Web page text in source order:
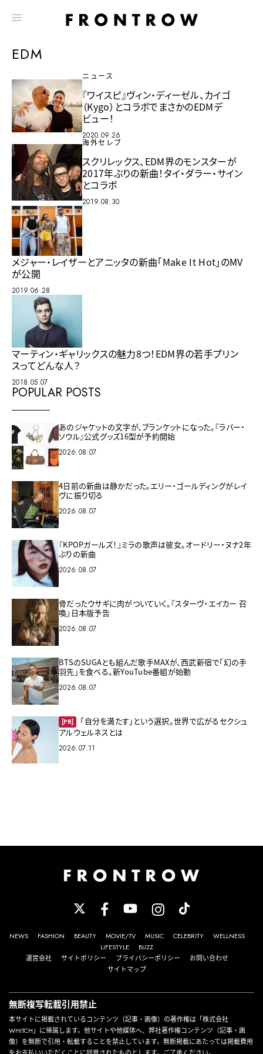
EDM
ニュース
『ワイスピ』ヴィン・ディーゼル、カイゴ
（Kygo）とコラボでまさかのEDMデ
ビュー！
2020.09.26
海外セレブ
スクリレックス、EDM界のモンスターが
2017年ぶりの新曲！タイ・ダラー・サイン
とコラボ
2019.08.30
メジャー・レイザーとアニッタの新曲「Make It Hot」のMV
が公開
2019.06.28
マーティン・ギャリックスの魅力8つ！EDM界の若手プリン
スってどんな人？
2018.05.07
POPULAR POSTS
あのジャケットの文字が、ブランケットになった。『ラバー・
ソウル』公式グッズ16型が予約開始
2026.08.07
4日前の新曲は静かだった。エリー・ゴールディングがレイ
ヴに振り切る
2026.08.07
『KPOPガールズ！』ミラの歌声は彼女。オードリー・ヌナ2年
ぶりの新曲
2026.08.07
骨だったウサギに肉がついていく。『スターヴ・エイカー 召
喚』日本版予告
2026.08.07
BTSのSUGAとも組んだ歌手MAXが、西武新宿で「幻の手
羽先」を食べる。新YouTube番組が始動
2026.08.07
[PR]
「自分を満たす」という選択。世界で広がるセクシュ
アルウェルネスとは
2026.07.11
NEWS FASHION BEAUTY MOVIE/TV MUSIC CELEBRITY
WELLNESS
LIFESTYLE
BUZZ
運営会社
サイトポリシー プライバシーポリシー
お問い合わせ
サイトマップ
無断複写転載引用禁止
本サイトに掲載されているコンテンツ（記事・画像）の著作権は「株式会社
WHITCH」に帰属します。他サイトや他媒体へ、弊社著作権コンテンツ（記事・画
像）を無断で引用・転載することを禁止しています。無断掲載にあたっては掲載費用